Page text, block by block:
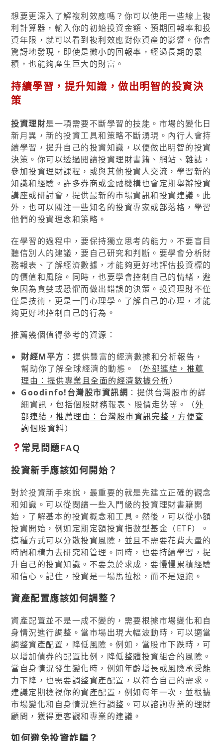
想要更深入了解複利效應嗎？你可以使用一些線上複
利計算器，輸入你的初始投資金額、預期回報率和投
資年限，就可以看到複利效應對你資產的影響。你會
驚訝地發現，即使是微小的回報率，經過長期的累
積，也能夠產生巨大的財富。
持續學習，提升知識，做出明智的投資決
策
投資理財是一項需要不斷學習的技能。市場的變化日
新月異，新的投資工具和策略不斷湧現。內行人會持
續學習，提升自己的投資知識，以便做出明智的投資
決策。你可以透過閱讀投資理財書籍、網站、雜誌，
參加投資理財課程，或與其他投資人交流，學習新的
知識和經驗。許多券商或金融機構也會定期舉辦投資
講座或研討會，提供最新的市場資訊和投資建議。此
外，也可以關注一些知名的投資專家或部落格，學習
他們的投資理念和策略。
在學習的過程中，要保持獨立思考的能力。不要盲目
聽信別人的建議，要自己研究和判斷。要學會分析財
務報表、了解經濟數據，才能夠更好地評估投資標的
的價值和風險。同時，也要學會控制自己的情緒，避
免因為貪婪或恐懼而做出錯誤的決策。投資理財不僅
僅是技術，更是一門心理學。了解自己的心理，才能
夠更好地控制自己的行為。
推薦幾個值得參考的資源：
財經M平方 ：提供豐富的經濟數據和分析報告，
幫助你了解全球經濟的動態。（外部連結，推薦
理由：提供專業且全面的經濟數據分析）
Goodinfo!台灣股市資訊網 ：提供台灣股市的詳
細資訊，包括個股財務報表、股價走勢等。（外
部連結，推薦理由：台灣股市資訊完整，方便查
詢個股資料）
常見問題FAQ
投資新手應該如何開始？
對於投資新手來說，最重要的就是先建立正確的觀念
和知識。可以從閱讀一些入門級的投資理財書籍開
始，了解基本的投資概念和工具。然後，可以從小額
投資開始，例如定期定額投資指數型基金（ETF）。
這種方式可以分散投資風險，並且不需要花費大量的
時間和精力去研究和管理。同時，也要持續學習，提
升自己的投資知識。不要急於求成，要慢慢累積經驗
和信心。記住，投資是一場馬拉松，而不是短跑。
資產配置應該如何調整？
資產配置並不是一成不變的，需要根據市場變化和自
身情況進行調整。當市場出現大幅波動時，可以適當
調整資產配置，降低風險。例如，當股市下跌時，可
以增加債券的配置比例，降低整體投資組合的風險。
當自身情況發生變化時，例如年齡增長或風險承受能
力下降，也需要調整資產配置，以符合自己的需求。
建議定期檢視你的資產配置，例如每年一次，並根據
市場變化和自身情況進行調整。可以諮詢專業的理財
顧問，獲得更客觀和專業的建議。
如何避免投資詐騙？